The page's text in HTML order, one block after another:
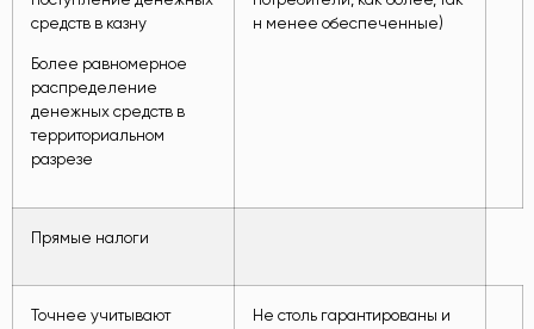
средств в казну
Более равномерное
распределение
денежных средств в
территориальном
разрезе
н менее обеспеченные)
Прямые налоги
Точнее учитывают
Не столь гарантированы и